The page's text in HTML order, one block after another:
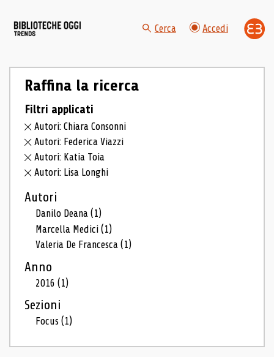
Cerca Accedi
Raffina la ricerca
Filtri applicati
Autori: Chiara Consonni
Autori: Federica Viazzi
Autori: Katia Toia
Autori: Lisa Longhi
Autori
Danilo Deana(1)
Marcella Medici(1)
Valeria De Francesca(1)
Anno
2016(1)
Sezioni
Focus(1)